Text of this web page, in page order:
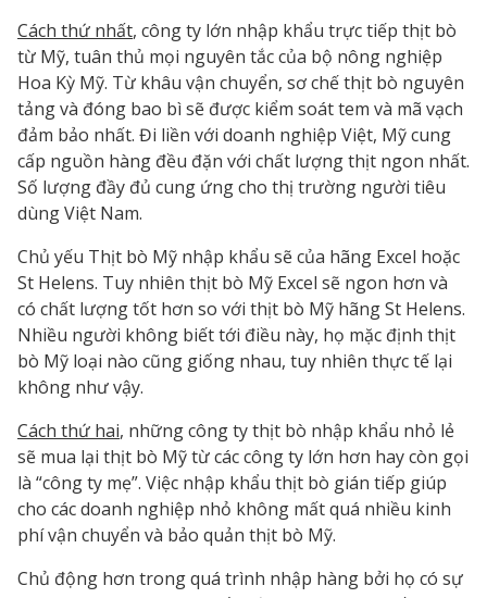
Cách thứ nhất, công ty lớn nhập khẩu trực tiếp thịt bò
từ Mỹ, tuân thủ mọi nguyên tắc của bộ nông nghiệp
Hoa Kỳ Mỹ. Từ khâu vận chuyển, sơ chế thịt bò nguyên
tảng và đóng bao bì sẽ được kiểm soát tem và mã vạch
đảm bảo nhất. Đi liền với doanh nghiệp Việt, Mỹ cung
cấp nguồn hàng đều đặn với chất lượng thịt ngon nhất.
Số lượng đầy đủ cung ứng cho thị trường người tiêu
dùng Việt Nam.
Chủ yếu Thịt bò Mỹ nhập khẩu sẽ của hãng Excel hoặc
St Helens. Tuy nhiên thịt bò Mỹ Excel sẽ ngon hơn và
có chất lượng tốt hơn so với thịt bò Mỹ hãng St Helens.
Nhiều người không biết tới điều này, họ mặc định thịt
bò Mỹ loại nào cũng giống nhau, tuy nhiên thực tế lại
không như vậy.
Cách thứ hai, những công ty thịt bò nhập khẩu nhỏ lẻ
sẽ mua lại thịt bò Mỹ từ các công ty lớn hơn hay còn gọi
là “công ty mẹ”. Việc nhập khẩu thịt bò gián tiếp giúp
cho các doanh nghiệp nhỏ không mất quá nhiều kinh
phí vận chuyển và bảo quản thịt bò Mỹ.
Chủ động hơn trong quá trình nhập hàng bởi họ có sự